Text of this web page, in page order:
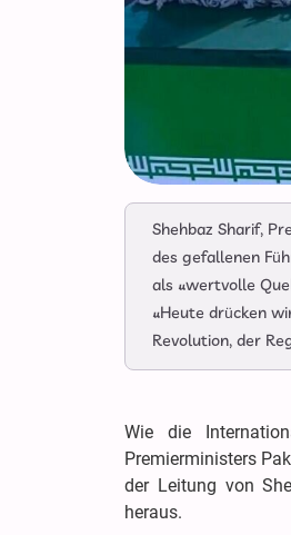
Shehbaz Sharif,
des gefallenen
als «wertvolle
«Heute drücken
Revolution, der
Wie die
Premierministers
der Leitung von
heraus.